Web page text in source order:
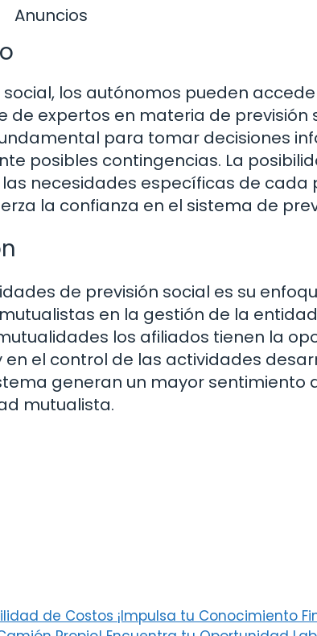
Anuncios
los autónomos pueden
expertos en materia de previsión
para tomar decisiones
posibles contingencias. La
necesidades específicas de cada
la confianza en el sistema de
de previsión social es su
en la gestión de la
los afiliados tienen la
el control de las actividades
generan un mayor sentimiento
mutualista.
de Costos ¡Impulsa tu Conocimiento